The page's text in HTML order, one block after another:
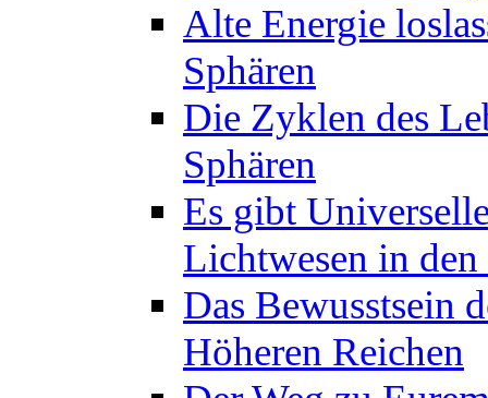
Alte Energie
Sphären
Die Zyklen des
Sphären
Es gibt
Lichtwesen in
Das Bewusstsein
Höheren Reichen